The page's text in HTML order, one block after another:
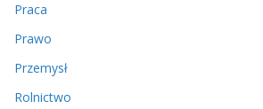
Praca
Prawo
Przemysł
Rolnictwo